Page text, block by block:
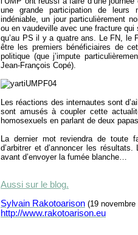
une grande participation de leurs
indéniable, un jour particulièrement
ou en vaudeville avec une fracture qui
qu’au PS il y a quatre ans. Le FN, le
être les premiers bénéficiaires de
politique (que j’impute
Jean-François Copé).
Les réactions des internautes sont
sont amusés à coupler cette
homosexuels en parlant de deux
La dernier mot reviendra de toute
d’arbitrer et d’annoncer les
avant d’envoyer la fumée blanche…
Aussi sur le blog.
Sylvain Rakotoarison (19 novembre
http://www.rakotoarison.eu